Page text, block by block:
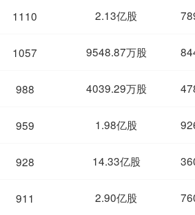
1110 2.13亿股
1057 9548.87万股
988 4039.29万股
959 1.98亿股
928 14.33亿股
911 2.90亿股